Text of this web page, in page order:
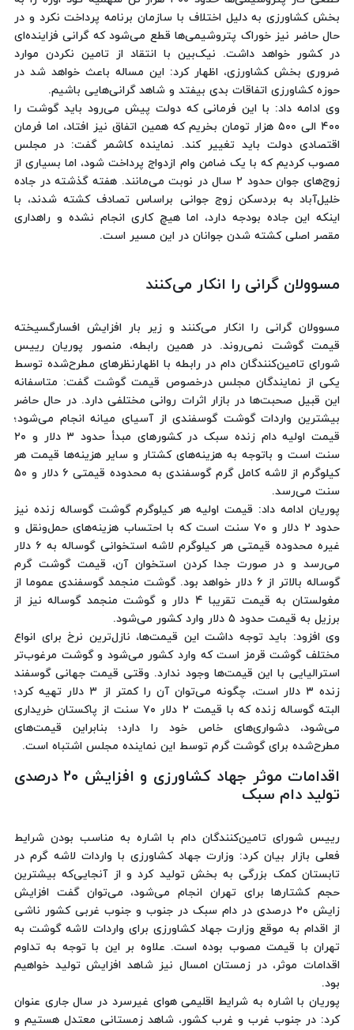
بخش کشاورزی به دلیل اختلاف با سازمان برنامه پرداخت نکرد و در
حال حاضر نیز خوراک پتروشیمی‌ها قطع می‌شود که گرانی فزاینده‌ای
در کشور خواهد داشت. نیک‌بین با انتقاد از تامین نکردن موارد
ضروری بخش کشاورزی، اظهار کرد: این مساله باعث خواهد شد در
حوزه کشاورزی اتفاقات بدی بیفتد و شاهد گرانی‌هایی باشیم.
وی ادامه داد: با این فرمانی که دولت پیش می‌رود باید گوشت را
۴۰۰ الی ۵۰۰ هزار تومان بخریم که همین اتفاق نیز افتاد، اما فرمان
اقتصادی دولت باید تغییر کند. نماینده کاشمر گفت: در مجلس
مصوب کردیم که با یک ضامن وام ازدواج پرداخت شود، اما بسیاری از
زوج‌های جوان حدود ۲ سال در نوبت می‌مانند. هفته گذشته در جاده
خلیل‌آباد به بردسکن زوج جوانی براساس تصادف کشته شدند، با
اینکه این جاده بودجه دارد، اما هیچ کاری انجام نشده و راهداری
مقصر اصلی کشته شدن جوانان در این مسیر است.
مسوولان گرانی را انکار می‌کنند
مسوولان گرانی را انکار می‌کنند و زیر بار افزایش افسارگسیخته
قیمت گوشت نمی‌روند. در همین رابطه، منصور پوریان رییس
شورای تامین‌کنندگان دام در رابطه‌ با اظهارنظرهای مطرح‌شده توسط
یکی از نمایندگان مجلس درخصوص قیمت گوشت گفت: متاسفانه
این قبیل صحبت‌ها در بازار اثرات روانی مختلفی دارد. در حال حاضر
بیشترین واردات گوشت گوسفندی از آسیای میانه انجام می‌شود؛
قیمت اولیه دام زنده سبک در کشورهای مبدأ حدود ۳ دلار و ۲۰
سنت است و باتوجه‌ به هزینه‌های کشتار و سایر هزینه‌ها قیمت هر
کیلوگرم از لاشه کامل گرم گوسفندی به محدوده قیمتی ۶ دلار و ۵۰
سنت می‌رسد.
پوریان ادامه داد: قیمت اولیه هر کیلوگرم گوشت گوساله زنده نیز
حدود ۲ دلار و ۷۰ سنت است که با احتساب هزینه‌های حمل‌ونقل و
غیره محدوده قیمتی هر کیلوگرم لاشه استخوانی گوساله به ۶ دلار
می‌رسد و در صورت جدا کردن استخوان آن، قیمت گوشت گرم
گوساله بالاتر از ۶ دلار خواهد بود. گوشت منجمد گوسفندی عموما از
مغولستان به قیمت تقریبا ۴ دلار و گوشت منجمد گوساله نیز از
برزیل به قیمت حدود ۵ دلار وارد کشور می‌شود.
وی افزود: باید توجه داشت این قیمت‌ها، نازل‌ترین نرخ برای انواع
مختلف گوشت قرمز است که وارد کشور می‌شود و گوشت مرغوب‌تر
استرالیایی با این قیمت‌ها وجود ندارد. وقتی قیمت جهانی گوسفند
زنده ۳ دلار است، چگونه می‌توان آن را کمتر از ۳ دلار تهیه کرد؛
البته گوساله زنده که با قیمت ۲ دلار ۷۰ سنت از پاکستان خریداری
می‌شود، دشواری‌های خاص خود را دارد؛ بنابراین قیمت‌های
مطرح‌شده برای گوشت گرم توسط این نماینده مجلس اشتباه است.
اقدامات موثر جهاد کشاورزی و افزایش ۲۰ درصدی
تولید دام سبک
رییس شورای تامین‌کنندگان دام با اشاره به مناسب ‌بودن شرایط
فعلی بازار بیان کرد: وزارت جهاد کشاورزی با واردات لاشه گرم در
تابستان کمک بزرگی به بخش تولید کرد و از آنجایی‌که بیشترین
حجم کشتارها برای تهران انجام می‌شود، می‌توان گفت افزایش
زایش ۲۰ درصدی در دام سبک در جنوب و جنوب غربی کشور ناشی
از اقدام به موقع وزارت جهاد کشاورزی برای واردات لاشه گوشت به
تهران با قیمت مصوب بوده است. علاوه بر این با توجه به تداوم
اقدامات موثر، در زمستان امسال نیز شاهد افزایش تولید خواهیم
بود.
پوریان با اشاره به شرایط اقلیمی هوای غیرسرد در سال جاری عنوان
کرد: در جنوب غرب و غرب کشور، شاهد زمستانی معتدل هستیم و